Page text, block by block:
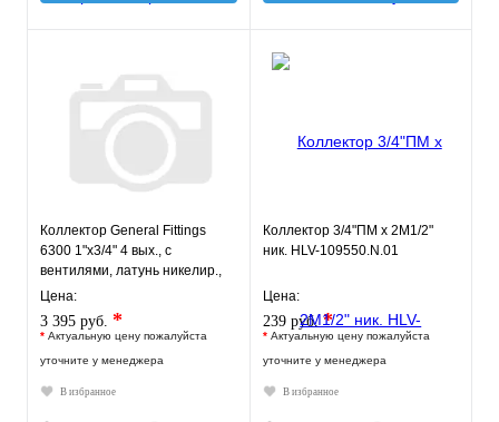
Коллектор General Fittings
6300 1"х3/4" 4 вых., c
вентилями, латунь никелир.,
синий регулятор
Цена:
3 395 руб. *
* Актуальную цену пожалуйста
уточните у менеджера
В избранное
Коллектор 3/4"ПМ х 2М1/2"
ник. HLV-109550.N.01
Цена:
239 руб.*
* Актуальную цену пожалуйста
уточните у менеджера
В избранное